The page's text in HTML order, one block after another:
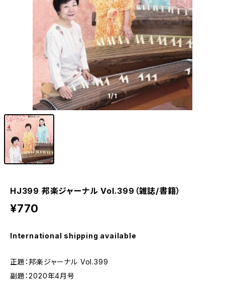
1/1
HJ399 邦楽ジャーナル Vol.399（雑誌/書籍）
¥770
International shipping available
正題：邦楽ジャーナル Vol.399
副題：2020年4月号